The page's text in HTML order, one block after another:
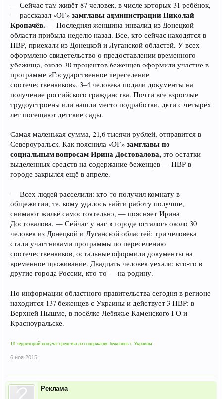
— Сейчас там живёт 87 человек, в числе которых 31 ребёнок,
— рассказал «ОГ» замглавы администрации Николай
Кропачёв. — Последняя женщина-инвалид из Донецкой
области прибыла неделю назад. Все, кто сейчас находятся в
ПВР, приехали из Донецкой и Луганской областей. У всех
оформлено свидетельство о предоставлении временного
убежища, около 30 процентов беженцев оформили участие в
программе «Государственное переселение
соотечественников», 3–4 человека подали документы на
получение российского гражданства. Почти все взрослые
трудоустроены или нашли место подработки, дети с четырёх
лет посещают детские сады.
Самая маленькая сумма, 21,6 тысячи рублей, отправится в
Североуральск. Как пояснила «ОГ» замглавы по
социальным вопросам Ирина Достовалова, это остатки
выделенных средств на содержание беженцев — ПВР в
городе закрылся ещё в апреле.
— Всех людей расселили: кто-то получил комнату в
общежитии, те, кому удалось найти работу получше,
снимают жильё самостоятельно, — поясняет Ирина
Достовалова. — Сейчас у нас в городе осталось около 30
человек из Донецкой и Луганской областей: три человека
стали участниками программы по переселению
соотечественников, остальные оформили документы на
временное проживание. Двадцать человек уехали: кто-то в
другие города России, кто-то — на родину.
По информации областного правительства сегодня в регионе
находится 137 беженцев с Украины и действует 3 ПВР: в
Верхней Пышме, в посёлке Лебяжье Каменского ГО и
Красноуральске.
18 территорий получат средства на содержание беженцев с Украины
6 ноя 2015
Реклама